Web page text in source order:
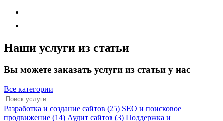
Наши услуги из статьи
Вы можете заказать услуги из статьи у нас
Все категории
Разработка и создание сайтов (25) SEO и поисковое
продвижение (14) Аудит сайтов (3) Поддержка и